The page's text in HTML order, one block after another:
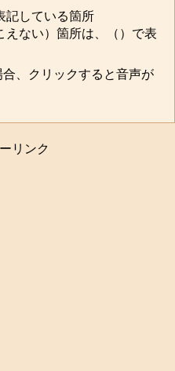
記している箇所
えない）箇所は、（）で表
、クリックすると音声が
リンク